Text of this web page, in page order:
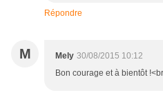
Répondre
M Mely 30/08/2015 10:12
Bon courage et à bientôt